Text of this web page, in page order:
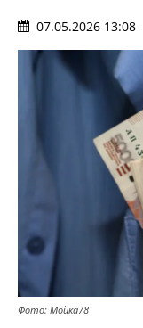
07.05.2026 13:08
Фото: Мойка78